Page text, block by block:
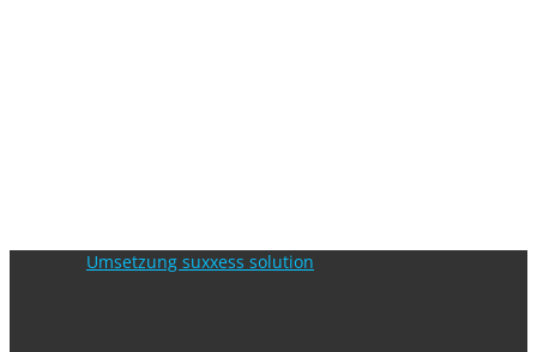
Umsetzung suxxess solution